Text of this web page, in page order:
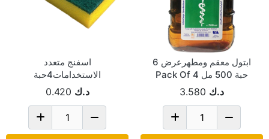
ابتول معقم ومطهرعرض 6
حبة 500 مل Pack Of 4
د.ك 3.580
اسفنج متعدد
الاستخدامات4حبة
د.ك 0.420